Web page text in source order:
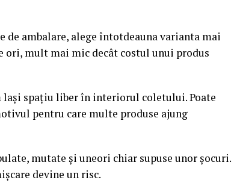
ambalare, alege întotdeauna varianta mai
ori, mult mai mic decât costul unui produs
lași spațiu liber în interiorul coletului. Poate
pentru care multe produse ajung
mutate și uneori chiar supuse unor șocuri.
devine un risc.